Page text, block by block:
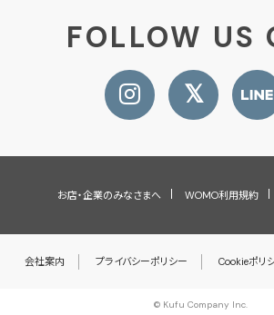
FOLLOW US
お店・企業のみなさまへ WOMO利用規約
会社案内 プライバシーポリシー Cookieポリ
© Kufu Company Inc.